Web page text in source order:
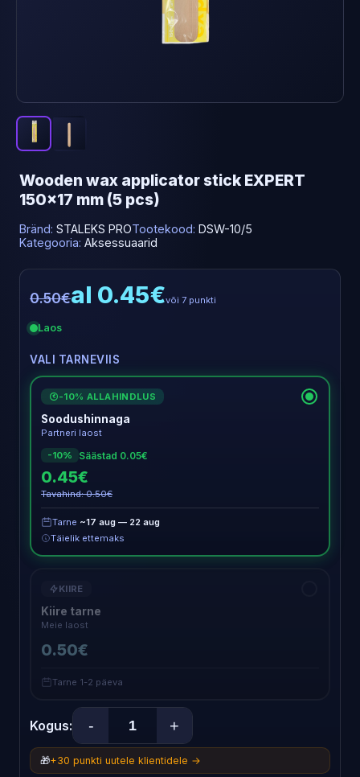
Wooden wax applicator stick EXPERT
150x17 mm (5 pcs)
Bränd: STALEKS PROTootekood: DSW-10/5
Kategooria: Aksessuaarid
0.50€al 0.45€või 7 punkti
Laos
VALI TARNEVIIS
€ -10% ALLAHINDLUS
Soodushinnaga
Partneri laost
-10%
Säästad 0.05€
0.45€
Tavahind: 0.50€
Tarne ~17 aug — 22 aug
Täielik ettemaks
KIIRE
Kiire tarne
Meie laost
0.50€
Tarne 1-2 päeva
Kogus: - +
🎁+30 punkti uutele klientidele →